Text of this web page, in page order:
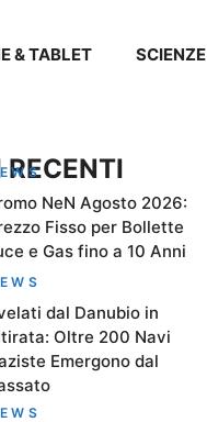
& TABLET SCIENZE
NeN Agosto 2026:
Fisso per Bollette
e Gas fino a 10 Anni
dal Danubio in
Oltre 200 Navi
Emergono dal